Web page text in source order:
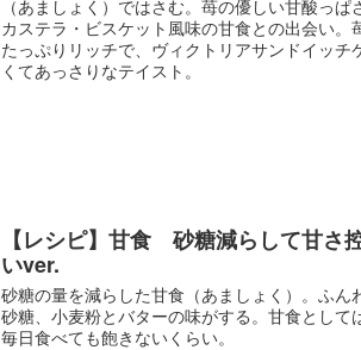
カステラ・ビスケット風味の甘食との出会い。
たっぷりリッチで、ヴィクトリアサンドイッチ
くてあっさりなテイスト。
【レシピ】甘食 砂糖減らして甘さ
いver.
砂糖の量を減らした甘食（あましょく）。ふん
砂糖、小麦粉とバターの味がする。甘食として
毎日食べても飽きないくらい。